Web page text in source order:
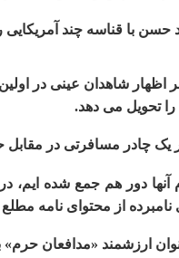
با قناسه چند آمریکایی
اظهار شاهدان عینی در
تحویل می­ دهد.
چادر مسافرتی در مقابل
آن­ها دور هم جمع شده
از محتوای نامه
ارزشمند «مدافعان حرم»